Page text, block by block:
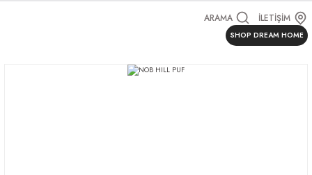
ARAMA İLETİŞİM
SHOP DREAM HOME